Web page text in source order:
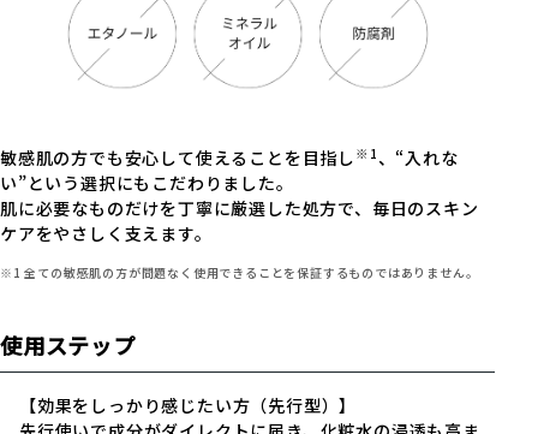
敏感肌の方でも安心して使えることを目指し ※1 、“入れな
い”という選択にもこだわりました。
肌に必要なものだけを丁寧に厳選した処方で、毎日のスキン
ケアをやさしく支えます。
※1 全ての敏感肌の方が問題なく使用できることを保証するものではありません。
使用ステップ
【効果をしっかり感じたい方（先行型）】